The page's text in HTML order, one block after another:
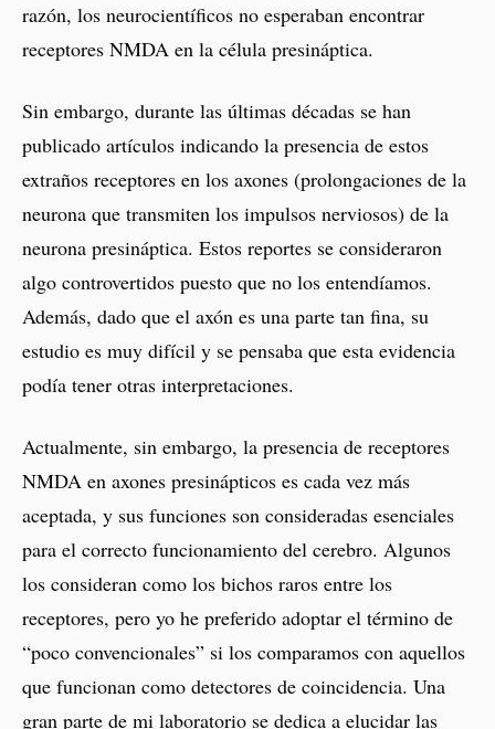
razón, los neurocientíficos no esperaban encontrar
receptores NMDA en la célula presináptica.
Sin embargo, durante las últimas décadas se han
publicado artículos indicando la presencia de estos
extraños receptores en los axones (prolongaciones de la
neurona que transmiten los impulsos nerviosos) de la
neurona presináptica. Estos reportes se consideraron
algo controvertidos puesto que no los entendíamos.
Además, dado que el axón es una parte tan fina, su
estudio es muy difícil y se pensaba que esta evidencia
podía tener otras interpretaciones.
Actualmente, sin embargo, la presencia de receptores
NMDA en axones presinápticos es cada vez más
aceptada, y sus funciones son consideradas esenciales
para el correcto funcionamiento del cerebro. Algunos
los consideran como los bichos raros entre los
receptores, pero yo he preferido adoptar el término de
“poco convencionales” si los comparamos con aquellos
que funcionan como detectores de coincidencia. Una
gran parte de mi laboratorio se dedica a elucidar las